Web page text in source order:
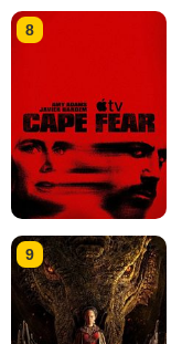
8
9